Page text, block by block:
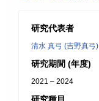
研究代表者
清水 真弓 (吉野真弓)
研究期間 (年度)
2021 – 2024